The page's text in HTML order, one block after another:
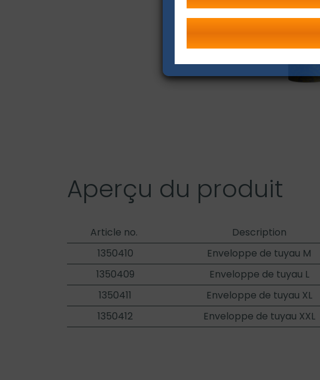
Aperçu du produit
Article no. Description
1350410
Enveloppe de tuyau M
1350409
Enveloppe de tuyau L
1350411
Enveloppe de tuyau XL
1350412
Enveloppe de tuyau XXL